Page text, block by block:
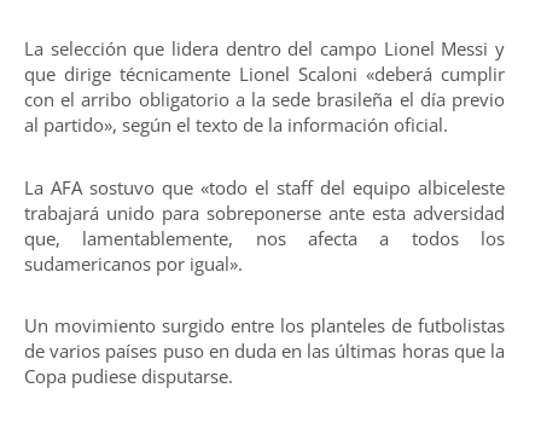
La selección que lidera dentro del campo Lionel Messi y
que dirige técnicamente Lionel Scaloni «deberá cumplir
con el arribo obligatorio a la sede brasileña el día previo
al partido», según el texto de la información oficial.
La AFA sostuvo que «todo el staff del equipo albiceleste
trabajará unido para sobreponerse ante esta adversidad
que, lamentablemente, nos afecta a todos los
sudamericanos por igual».
Un movimiento surgido entre los planteles de futbolistas
de varios países puso en duda en las últimas horas que la
Copa pudiese disputarse.